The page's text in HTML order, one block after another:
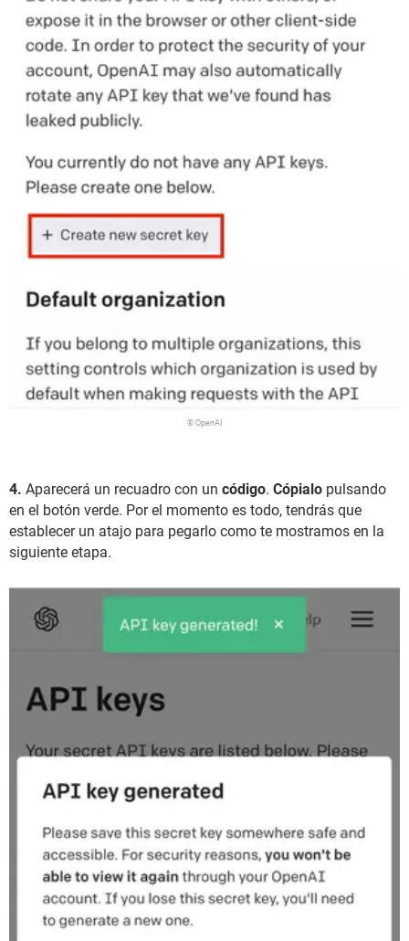
© OpenAI
4. Aparecerá un recuadro con un código. Cópialo pulsando
en el botón verde. Por el momento es todo, tendrás que
establecer un atajo para pegarlo como te mostramos en la
siguiente etapa.